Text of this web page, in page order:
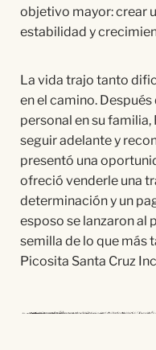
objetivo mayor: crear
estabilidad y
La vida trajo tanto
en el camino.
personal en su
seguir adelante y
presentó una
ofreció venderle una
determinación y un
esposo se lanzaron al
semilla de lo que más
Picosita Santa Cruz